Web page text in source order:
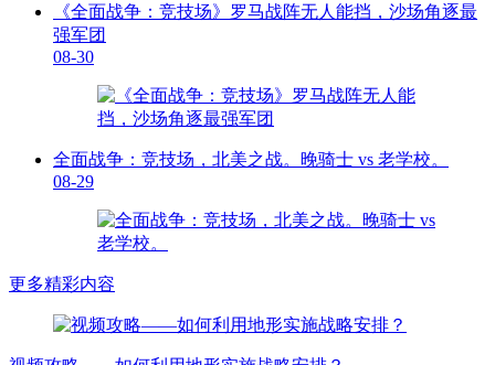
《全面战争：竞技场》罗马战阵无人能挡，沙场角逐最
强军团
08-30
全面战争：竞技场，北美之战。晚骑士 vs 老学校。
08-29
更多精彩内容